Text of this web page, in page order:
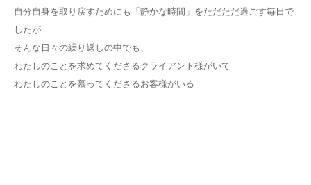
自分自身を取り戻すためにも「静かな時間」をただただ過ごす毎日で
したが
そんな日々の繰り返しの中でも、
わたしのことを求めてくださるクライアント様がいて
わたしのことを慕ってくださるお客様がいる